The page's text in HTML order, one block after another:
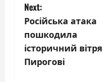
n
a
v
i
Next:
Російська атака
пошкодила
історичний
Пирогові